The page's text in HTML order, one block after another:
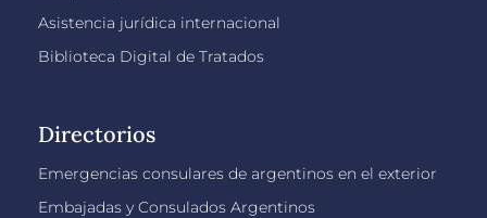
Asistencia jurídica internacional
Biblioteca Digital de Tratados
Directorios
Emergencias consulares de argentinos en el exterior
Embajadas y Consulados Argentinos